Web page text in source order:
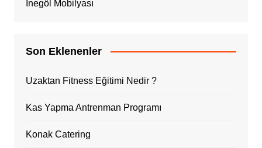
İnegöl Mobilyası
Son Eklenenler
Uzaktan Fitness Eğitimi Nedir ?
Kas Yapma Antrenman Programı
Konak Catering